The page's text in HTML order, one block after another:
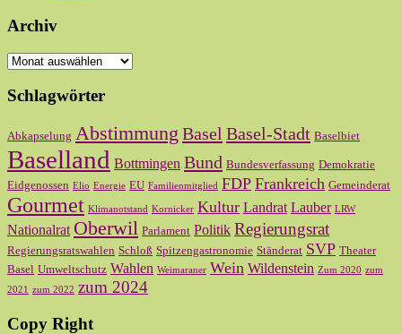
Archiv
Archiv
Schlagwörter
Abkapselung Abstimmung Basel Basel-Stadt Baselbiet
Baselland Bottmingen Bund Bundesverfassung Demokratie
Eidgenossen Elio Energie EU Familienmitglied FDP Frankreich Gemeinderat
Gourmet Klimanotstand Kornicker Kultur Landrat Lauber LRW
Nationalrat Oberwil Parlament Politik Regierungsrat
Regierungsratswahlen Schloß Spitzengastronomie Ständerat SVP Theater
Basel Umweltschutz Wahlen Weimaraner Wein Wildenstein Zum 2020 zum
2021
zum 2022 zum 2024
Copy Right